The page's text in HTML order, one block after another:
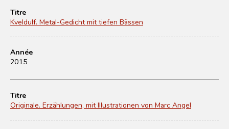
Titre
Kveldulf. Metal-Gedicht mit tiefen Bässen
Année
2015
Titre
Originale. Erzählungen, mit Illustrationen von Marc Angel